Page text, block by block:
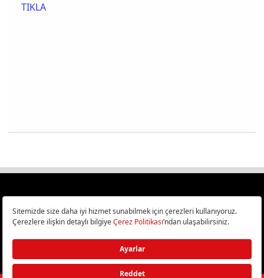
TIKLA
Türkiye
Bilişim ve Teknoloji Haberleri CHIP Online’da!